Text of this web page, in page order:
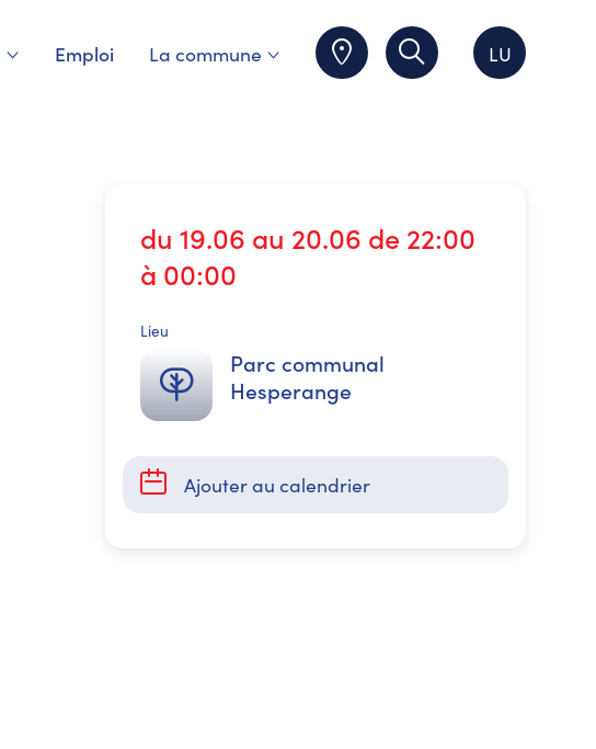
Emploi La commune LU
du 19.06 au 20.06 de 22:00
à 00:00
Lieu
Parc communal
Hesperange
Ajouter au calendrier